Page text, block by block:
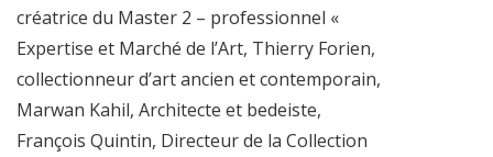
créatrice du Master 2 – professionnel «
Expertise et Marché de l’Art, Thierry Forien,
collectionneur d’art ancien et contemporain,
Marwan Kahil, Architecte et bedeiste,
François Quintin, Directeur de la Collection